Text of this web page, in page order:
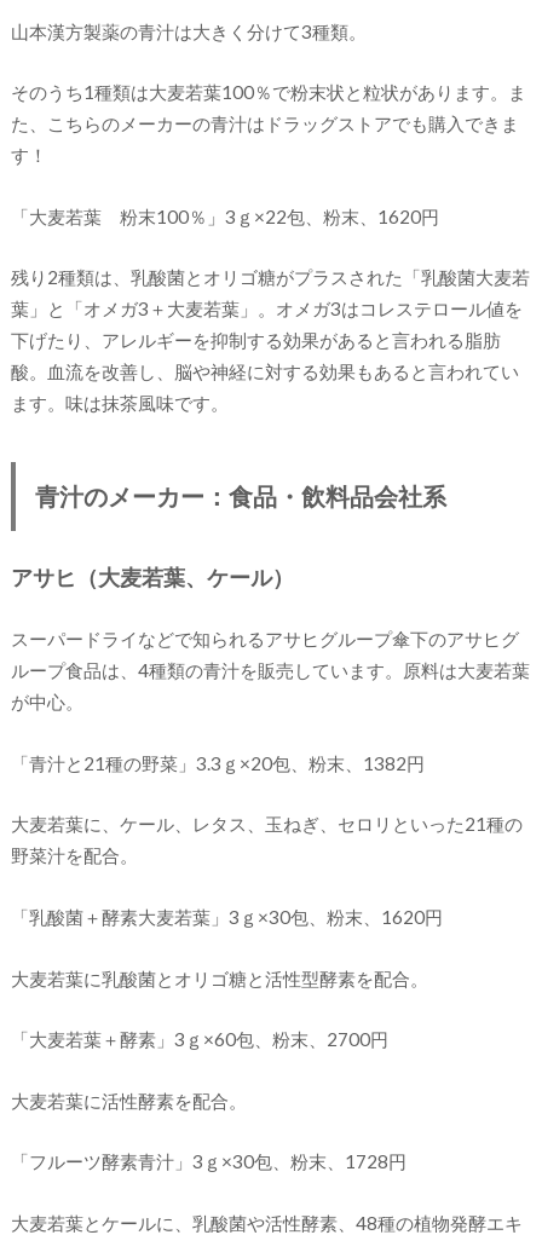
山本漢方製薬の青汁は大きく分けて3種類。
そのうち1種類は大麦若葉100％で粉末状と粒状があります。ま
た、こちらのメーカーの青汁はドラッグストアでも購入できま
す！
「大麦若葉 粉末100％」3ｇ×22包、粉末、1620円
残り2種類は、乳酸菌とオリゴ糖がプラスされた「乳酸菌大麦若
葉」と「オメガ3＋大麦若葉」。オメガ3はコレステロール値を
下げたり、アレルギーを抑制する効果があると言われる脂肪
酸。血流を改善し、脳や神経に対する効果もあると言われてい
ます。味は抹茶風味です。
青汁のメーカー：食品・飲料品会社系
アサヒ（大麦若葉、ケール）
スーパードライなどで知られるアサヒグループ傘下のアサヒグ
ループ食品は、4種類の青汁を販売しています。原料は大麦若葉
が中心。
「青汁と21種の野菜」3.3ｇ×20包、粉末、1382円
大麦若葉に、ケール、レタス、玉ねぎ、セロリといった21種の
野菜汁を配合。
「乳酸菌＋酵素大麦若葉」3ｇ×30包、粉末、1620円
大麦若葉に乳酸菌とオリゴ糖と活性型酵素を配合。
「大麦若葉＋酵素」3ｇ×60包、粉末、2700円
大麦若葉に活性酵素を配合。
「フルーツ酵素青汁」3ｇ×30包、粉末、1728円
大麦若葉とケールに、乳酸菌や活性酵素、48種の植物発酵エキ